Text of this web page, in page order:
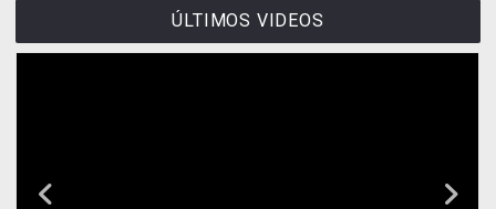
ÚLTIMOS VIDEOS